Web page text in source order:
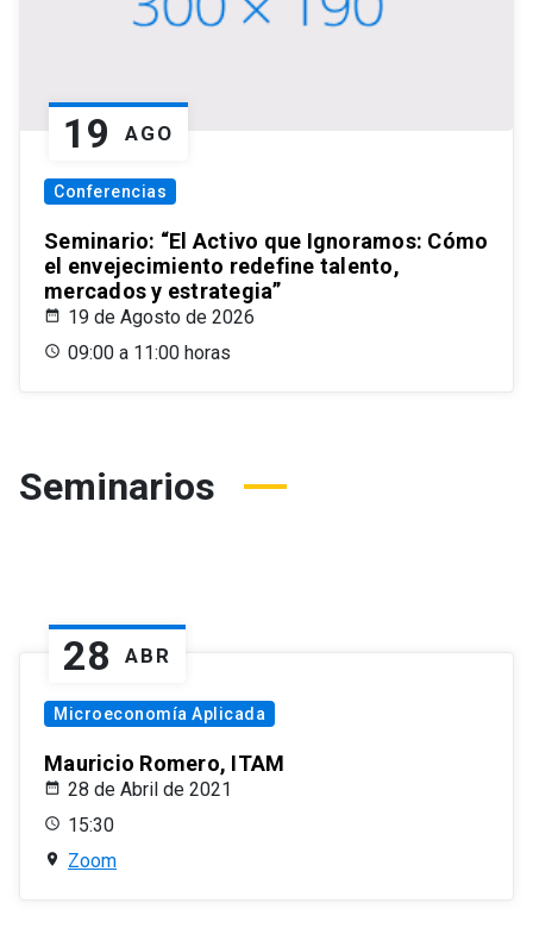
19 AGO
Conferencias
Seminario: “El Activo que Ignoramos: Cómo
el envejecimiento redefine talento,
mercados y estrategia”
19 de Agosto de 2026
09:00 a 11:00 horas
Seminarios
28 ABR
Microeconomía Aplicada
Mauricio Romero, ITAM
28 de Abril de 2021
15:30
Zoom